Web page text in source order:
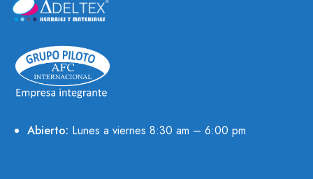
Abierto: Lunes a viernes 8:30 am – 6:00 pm